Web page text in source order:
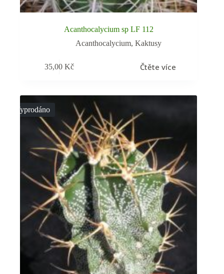
Acanthocalycium sp LF 112
Acanthocalycium,Kaktusy
35,00Kč Čtěte více
Vyprodáno